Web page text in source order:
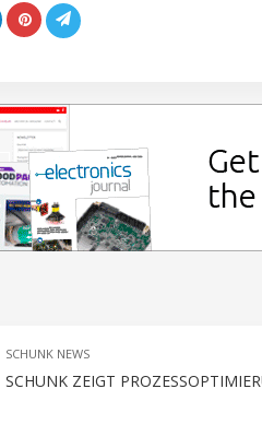
SCHUNK NEWS
SCHUNK ZEIGT